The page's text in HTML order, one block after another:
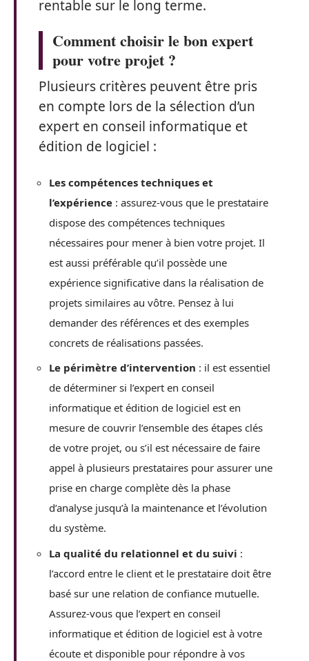
rentable sur le long terme.
Comment choisir le bon expert
pour votre projet ?
Plusieurs critères peuvent être pris
en compte lors de la sélection d’un
expert en conseil informatique et
édition de logiciel :
Les compétences techniques et
l’expérience : assurez-vous que le prestataire
dispose des compétences techniques
nécessaires pour mener à bien votre projet. Il
est aussi préférable qu’il possède une
expérience significative dans la réalisation de
projets similaires au vôtre. Pensez à lui
demander des références et des exemples
concrets de réalisations passées.
Le périmètre d’intervention : il est essentiel
de déterminer si l’expert en conseil
informatique et édition de logiciel est en
mesure de couvrir l’ensemble des étapes clés
de votre projet, ou s’il est nécessaire de faire
appel à plusieurs prestataires pour assurer une
prise en charge complète dès la phase
d’analyse jusqu’à la maintenance et l’évolution
du système.
La qualité du relationnel et du suivi :
l’accord entre le client et le prestataire doit être
basé sur une relation de confiance mutuelle.
Assurez-vous que l’expert en conseil
informatique et édition de logiciel est à votre
écoute et disponible pour répondre à vos